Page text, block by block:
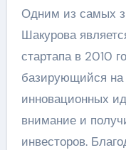
Одним из самых
Шакурова
стартапа в 2010
базирующийся на
инновационных
внимание и
инвесторов.